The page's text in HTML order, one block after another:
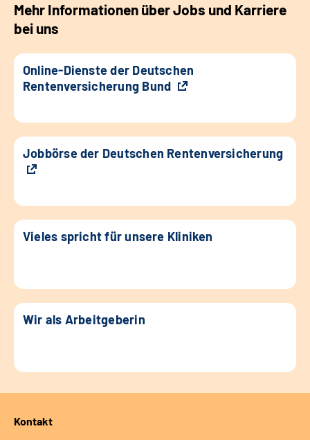
Mehr Informationen über Jobs und Karriere
bei uns
Online-Dienste der Deutschen
Rentenversicherung Bund
Jobbörse der Deutschen Rentenversicherung
Vieles spricht für unsere Kliniken
Wir als Arbeitgeberin
Kontakt